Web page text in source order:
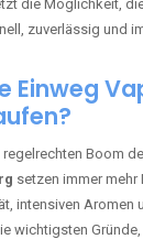
die Möglichkeit,
zuverlässig und
Einweg
Boom
setzen immer
intensiven Aromen
wichtigsten